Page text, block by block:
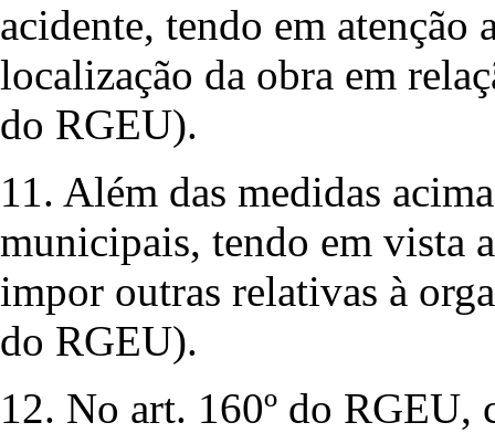
acidente, tendo em atenção
localização da obra em
do RGEU).
11. Além das medidas
municipais, tendo em vista
impor outras relativas à
do RGEU).
12. No art. 160º do RGEU,